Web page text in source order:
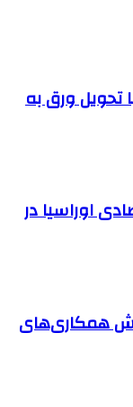
تحویل ورق به
اوراسیا در
همکاری‌های